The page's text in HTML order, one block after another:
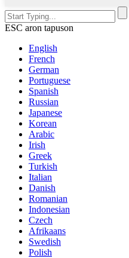
ESC aron tapuson
English
French
German
Portuguese
Spanish
Russian
Japanese
Korean
Arabic
Irish
Greek
Turkish
Italian
Danish
Romanian
Indonesian
Czech
Afrikaans
Swedish
Polish